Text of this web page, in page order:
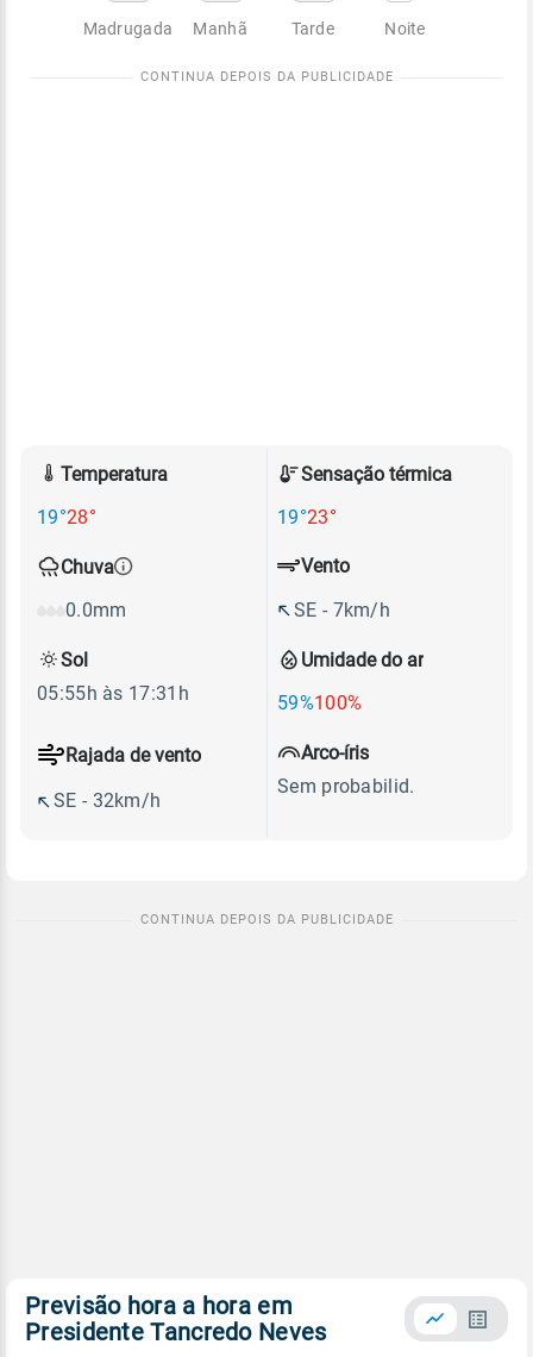
Madrugada Manhã Tarde Noite
Temperatura
19°28°
Sensação térmica
19°23°
Chuva
0.0mm
Umidade do ar
59%100%
Vento
SE - 7km/h
Rajada de vento
SE - 32km/h
Sol
05:55h às 17:31h
Arco-íris
Sem probabilid.
Previsão hora a hora em
Presidente Tancredo Neves